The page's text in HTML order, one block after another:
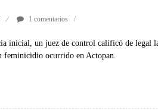
1 comentarios
inicial, un juez de control calificó de legal
feminicidio ocurrido en Actopan.